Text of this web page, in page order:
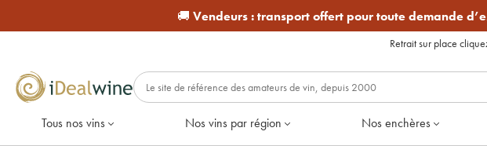
🚚 Vendeurs :transport offert pour toute demande
Retrait sur place
Tous nos vins Nos vins par région Nos enchères